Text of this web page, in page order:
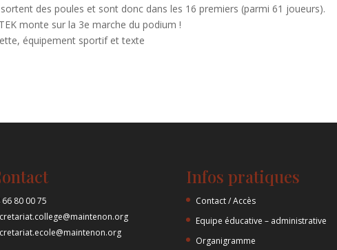
sortent des poules et sont donc dans les 16 premiers (parmi 61 joueurs).
monte sur la 3e marche du podium !
66 80 00 75
Infos pratiques
Contact / Accès
Equipe éducative – administrative
Organigramme